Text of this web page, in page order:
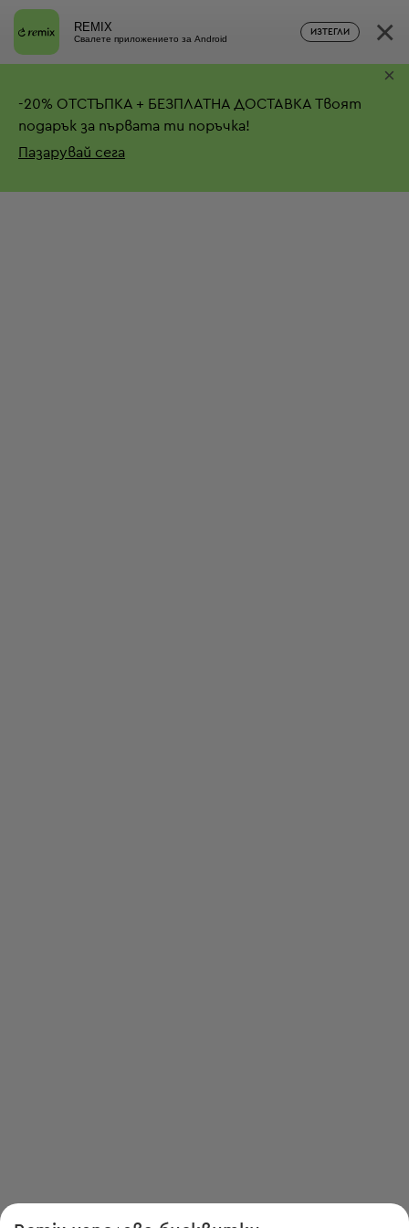
REMIX
Свалете приложението за Android
ИЗТЕГЛИ ×
-20% ОТСТЪПКА + БЕЗПЛАТНА ДОСТАВКА Твоят
подарък за първата ти поръчка!
Пазарувай сега
×